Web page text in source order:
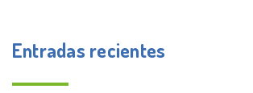
Entradas recientes